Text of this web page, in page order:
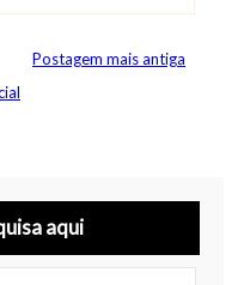
Postagem mais antiga
aqui